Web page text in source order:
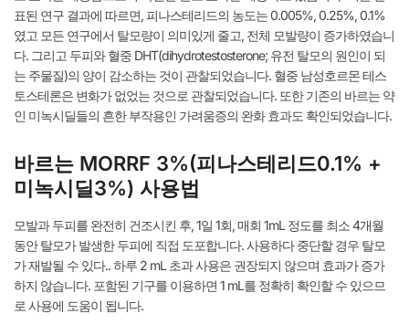
표된 연구 결과에 따르면, 피나스테리드의 농도는 0.005%, 0.25%, 0.1%
였고 모든 연구에서 탈모량이 의미있게 줄고, 전체 모발량이 증가하였습니
다. 그리고 두피와 혈중 DHT(dihydrotestosterone; 유전 탈모의 원인이 되
는 주물질)의 양이 감소하는 것이 관찰되었습니다. 혈중 남성호르몬 테스
토스테론은 변화가 없었는 것으로 관찰되었습니다. 또한 기존의 바르는 약
인 미녹시딜들의 흔한 부작용인 가려움증의 완화 효과도 확인되었습니다.
바르는 MORRF 3%(피나스테리드0.1% +
미녹시딜3%) 사용법
모발과 두피를 완전히 건조시킨 후, 1일 1회, 매회 1mL 정도를 최소 4개월
동안 탈모가 발생한 두피에 직접 도포합니다. 사용하다 중단할 경우 탈모
가 재발될 수 있다.. 하루 2 mL 초과 사용은 권장되지 않으며 효과가 증가
하지 않습니다. 포함된 기구를 이용하면 1 mL를 정확히 확인할 수 있으므
로 사용에 도움이 됩니다.